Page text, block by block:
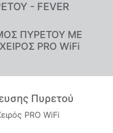
- FEVER
ΠΥΡΕΤΟΥ ΜΕ
PRO WiFi
Πυρετού
PRO WiFi